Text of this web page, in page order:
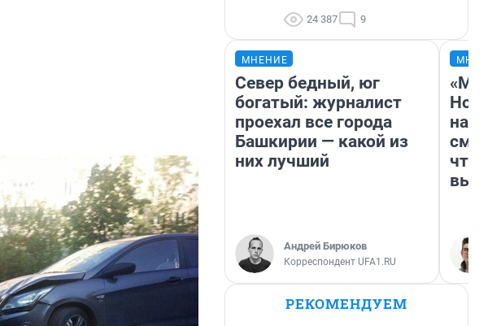
24 387 9
МНЕНИЕ
Север бедный, юг
богатый: журналист
проехал все города
Башкирии — какой из
них лучший
Андрей Бирюков
Корреспондент UFA1.RU
«Мы
РЕКОМЕНДУЕМ